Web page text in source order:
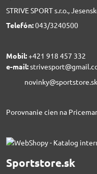
STRIVE SPORT s.r.o.,
Telefón:043/3240500
Mobil:+421 918 457 332
e-mail:
novinky@sportstore.sk
Porovnanie cien na
Sportstore.sk